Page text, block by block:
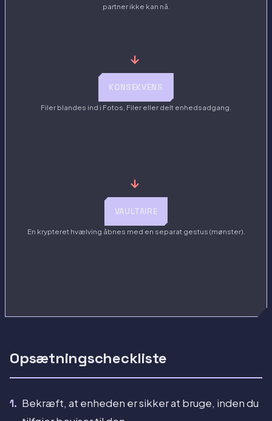
partner ikke kan nå.
→
KONSEKVENS
Filer blandes ind i Fotos, Filer eller delt enhedsadgang.
→
VAULTAIRE
En krypteret hvælving åbnes med en separat gestus (mønster).
Opsætningscheckliste
Bekræft, at enheden er sikker at bruge, inden du